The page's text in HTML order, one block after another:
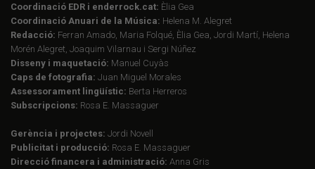
Coordinació EDR i enderrock.cat: Èlia Gea
Coordinació Anuari de la Música: Helena M. Alegret
Redacció: Ferran Amado, Maria Folqué, Èlia Gea, Jordi Martí, Helena
Morén Alegret, Joaquim Vilarnau i Sergi Núñez
Disseny i maquetació: Manuel Cuyàs
Caps de fotografia: Juan Miguel Morales
Assessorament lingüístic: Berta Herreros
Subscripcions: Rosa E. Massaguer
Gerència i projectes: Jordi Novell
Publicitat i producció: Rosa E. Massaguer
Direcció financera i administració: Anna Gris